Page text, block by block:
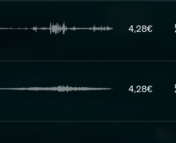
4,28€
4,28€